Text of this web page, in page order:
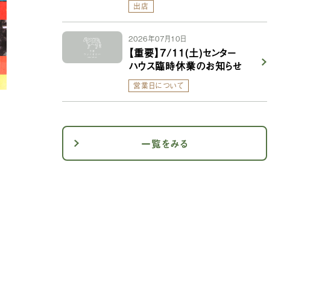
出店
2026年07月10日
【重要】7/11(土)センター
ハウス臨時休業のお知らせ
営業日について
一覧をみる